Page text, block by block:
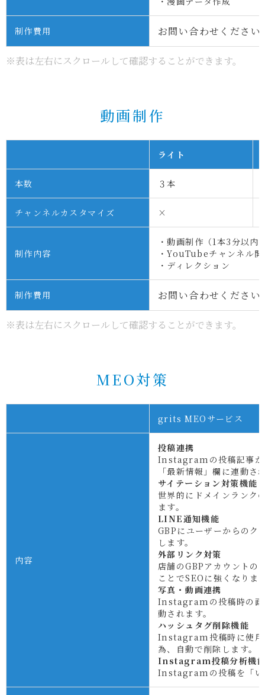
制作費用 お問い合わせください
※表は左右にスクロールして確認することができます。
動画制作
ライト
本数 ３本
チャンネルカスタマイズ ×
制作内容
・動画制作（1本3分以内
・YouTubeチャンネル
・ディレクション
制作費用 お問い合わせください
※表は左右にスクロールして確認することができます。
MEO対策
grits MEOサービス
内容
投稿連携
Instagramの投稿記事が
「最新情報」欄に連動さ
サイテーション対策機能
世界的にドメインランク
ます。
LINE通知機能
GBPにユーザーからのク
します。
外部リンク対策
店舗のGBPアカウントの
ことでSEOに強くなりま
写真・動画連携
Instagramの投稿時の画
動されます。
ハッシュタグ削除機能
Instagram投稿時に使用
為、自動で削除します。
Instagram投稿分析機
Instagramの投稿を「い